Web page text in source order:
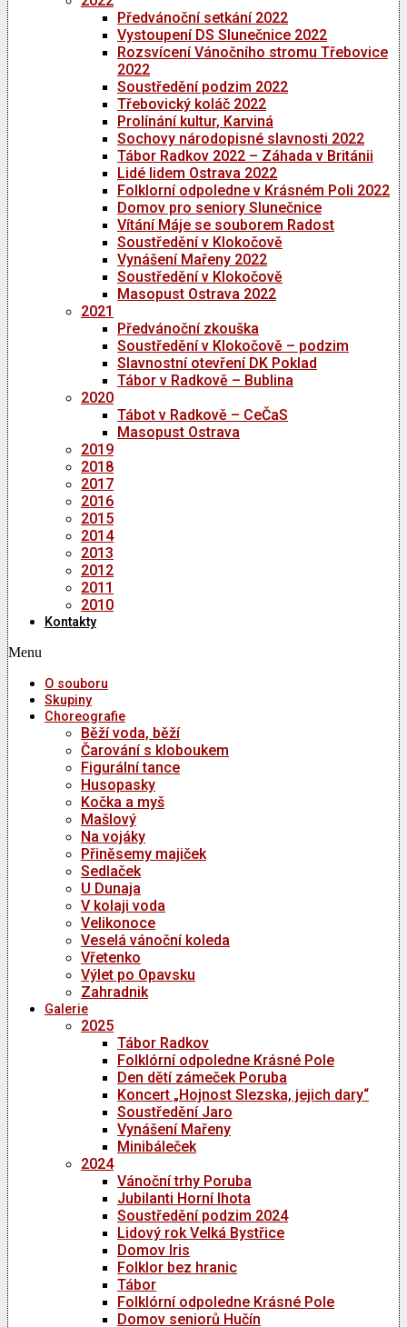
Předvánoční setkání 2022
Vystoupení DS Slunečnice 2022
Rozsvícení Vánočního stromu Třebovice
2022
Soustředění podzim 2022
Třebovický koláč 2022
Prolínání kultur, Karviná
Sochovy národopisné slavnosti 2022
Tábor Radkov 2022 – Záhada v Británii
Lidé lidem Ostrava 2022
Folklorní odpoledne v Krásném Poli 2022
Domov pro seniory Slunečnice
Vítání Máje se souborem Radost
Soustředění v Klokočově
Vynášení Mařeny 2022
Soustředění v Klokočově
Masopust Ostrava 2022
2021
Předvánoční zkouška
Soustředění v Klokočově – podzim
Slavnostní otevření DK Poklad
Tábor v Radkově – Bublina
2020
Tábot v Radkově – CeČaS
Masopust Ostrava
2019
2018
2017
2016
2015
2014
2013
2012
2011
2010
Kontakty
Menu
O souboru
Skupiny
Choreografie
Běží voda, běží
Čarování s kloboukem
Figurální tance
Husopasky
Kočka a myš
Mašlový
Na vojáky
Přiněsemy majiček
Sedlaček
U Dunaja
V kolaji voda
Velikonoce
Veselá vánoční koleda
Vřetenko
Výlet po Opavsku
Zahradnik
Galerie
2025
Tábor Radkov
Folklórní odpoledne Krásné Pole
Den dětí zámeček Poruba
Koncert „Hojnost Slezska, jejich dary“
Soustředění Jaro
Vynášení Mařeny
Minibáleček
2024
Vánoční trhy Poruba
Jubilanti Horní lhota
Soustředění podzim 2024
Lidový rok Velká Bystřice
Domov Iris
Folklor bez hranic
Tábor
Folklórní odpoledne Krásné Pole
Domov seniorů Hučín